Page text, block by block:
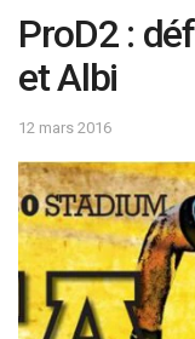
ProD2 :
et Albi
12 mars 2016